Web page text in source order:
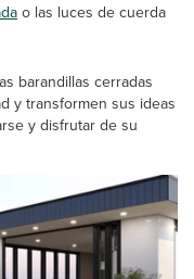
o las luces de cuerda
barandillas cerradas
y transformen sus ideas
y disfrutar de su